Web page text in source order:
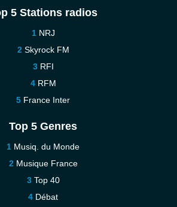
5 Stations radios
NRJ
Skyrock FM
RFI
RFM
France Inter
Top 5 Genres
Musiq. du Monde
Musique France
Top 40
Débat